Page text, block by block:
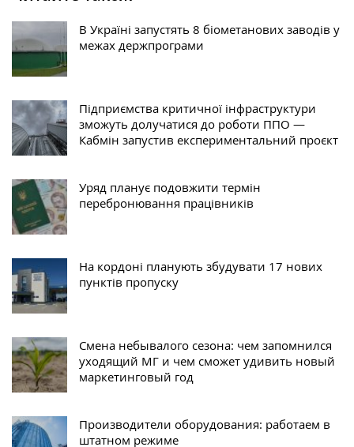
В Україні запустять 8 біометанових заводів у
межах держпрограми
Підприємства критичної інфраструктури
зможуть долучатися до роботи ППО —
Кабмін запустив експериментальний проєкт
Уряд планує подовжити термін
перебронювання працівників
На кордоні планують збудувати 17 нових
пунктів пропуску
Смена небывалого сезона: чем запомнился
уходящий МГ и чем сможет удивить новый
маркетинговый год
Производители оборудования: работаем в
штатном режиме